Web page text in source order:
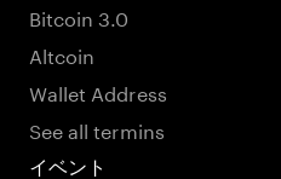
Bitcoin 3.0
Altcoin
Wallet Address
See all termins
イベント